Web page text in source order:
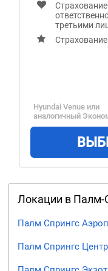
Страхование
третьими
Страхование
Hyundai Venue или
аналогичный
Локации в Палм-
Палм Спрингс
Палм Спрингс